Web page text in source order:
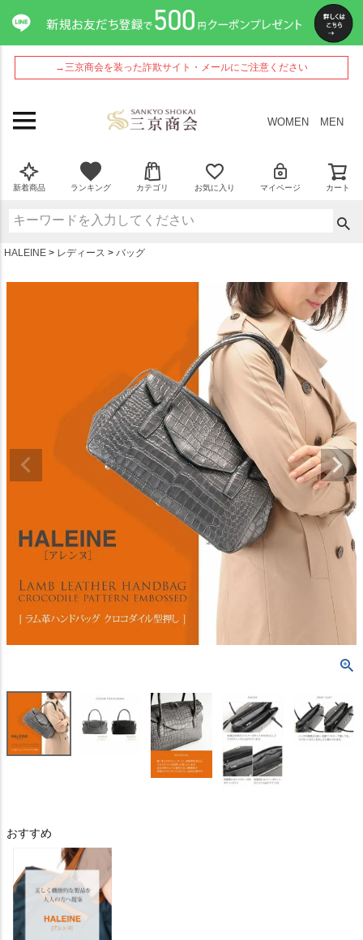
→三京商会を装った詐欺サイト・メールにご注意ください
WOMEN MEN
新着商品 ランキング カテゴリ お気に入り マイページ カート
HALEINE レディース バッグ
おすすめ
ペー
ジト
ップ
へ